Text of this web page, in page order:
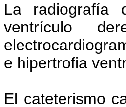
La radiografía
ventrículo
e hipertrofia
El cateterismo